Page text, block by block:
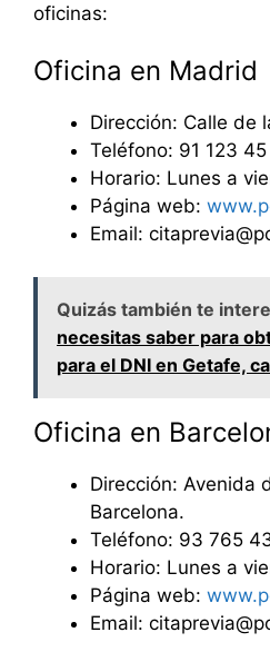
oficinas:
Oficina en Madrid
Dirección: Calle de
Teléfono: 91 123
Horario: Lunes a
Página web:
Email:
Quizás también te
necesitas saber para
para el DNI en Getafe,
Oficina en
Dirección: Avenida
Barcelona.
Teléfono: 93 765
Horario: Lunes a
Página web:
Email: